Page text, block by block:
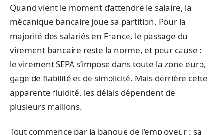
Quand vient le moment d’attendre le salaire, la
mécanique bancaire joue sa partition. Pour la
majorité des salariés en France, le passage du
virement bancaire reste la norme, et pour cause :
le virement SEPA s’impose dans toute la zone euro,
gage de fiabilité et de simplicité. Mais derrière cette
apparente fluidité, les délais dépendent de
plusieurs maillons.
Tout commence par la banque de l’employeur : sa